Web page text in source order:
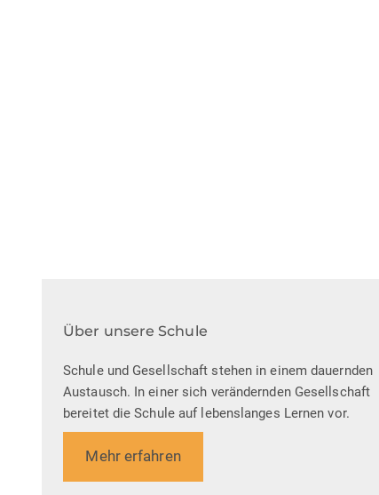
Über unsere Schule
Schule und Gesellschaft stehen in einem dauernden
Austausch. In einer sich verändernden Gesellschaft
bereitet die Schule auf lebenslanges Lernen vor.
Mehr erfahren